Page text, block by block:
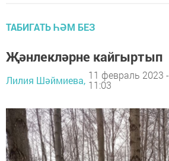
ТАБИГАТЬ ҺӘМ БЕЗ
Җәнлекләрне кайгыртып
Лилия Шәймиева, 11 февраль 2023 -
11:03